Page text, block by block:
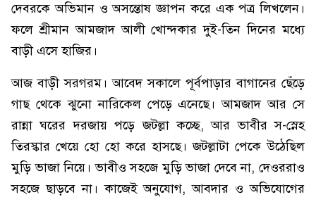
দেবরকে অভিমান ও অসন্তোষ জ্ঞাপন করে এক পত্র লিখলেন।
ফলে শ্রীমান আমজাদ আলী খোন্দকার দুই-তিন দিনের মধ্যে
বাড়ী এসে হাজির।
আজ বাড়ী সরগরম। আবেদ সকালে পূর্বপাড়ার বাগানের ছেঁড়ে
গাছ থেকে ঝুনো নারিকেল পেড়ে এনেছে। আমজাদ আর সে
রান্না ঘরের দরজায় পড়ে জটল্লা কচ্ছে, আর ভাবীর স-স্নেহ
তিরস্কার খেয়ে হো হো করে হাসছে। জটল্লাটা পেকে উঠেছিল
মুড়ি ভাজা নিয়ে। ভাবীও সহজে মুড়ি ভাজা দেবে না, দেওররাও
সহজে ছাড়বে না। কাজেই অনুযোগ, আবদার ও অভিযোগের